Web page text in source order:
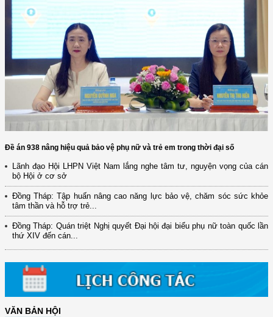
Đề án 938 nâng hiệu quả bảo vệ phụ nữ và trẻ em trong thời đại số
Lãnh đạo Hội LHPN Việt Nam lắng nghe tâm tư, nguyện vọng của cán
bộ Hội ở cơ sở
Đồng Tháp: Tập huấn nâng cao năng lực bảo vệ, chăm sóc sức khỏe
tâm thần và hỗ trợ trẻ...
Đồng Tháp: Quán triệt Nghị quyết Đại hội đại biểu phụ nữ toàn quốc lần
thứ XIV đến cán...
VĂN BẢN HỘI